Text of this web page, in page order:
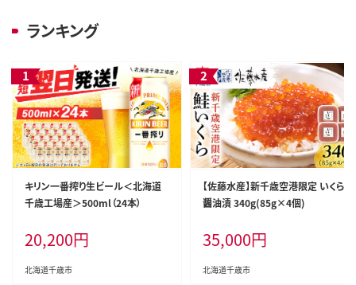
ランキング
キリン一番搾り生ビール＜北海道
千歳工場産＞500ml（24本）
20,200円
北海道千歳市
【佐藤水産】新千歳空港限定 いくら
醤油漬 340g(85g×4個)
35,000円
北海道千歳市